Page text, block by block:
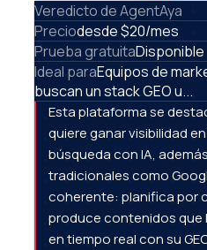
Veredicto de AgentAya
Preciodesde $20/mes
Prueba gratuitaDisponible
Ideal paraEquipos de
buscan un stack GEO u...
Esta plataforma se
quiere ganar visibilidad
búsqueda con IA,
tradicionales como
coherente: planifica por
produce contenidos que
en tiempo real con su